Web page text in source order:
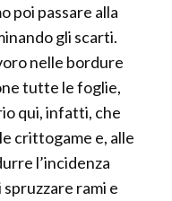
poi passare alla
gli scarti.
nelle bordure
tutte le foglie,
qui, infatti, che
crittogame e, alle
l’incidenza
rami e